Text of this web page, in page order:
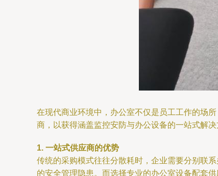
在现代商业环境中，办公室不仅是员工工作的场
商，以获得涵盖监控安防与办公设备的一站式解决
1. 一站式供应商的优势
传统的采购模式往往分散耗时，企业需要分别联
的安全管理隐患。而选择专业的办公室设备配套